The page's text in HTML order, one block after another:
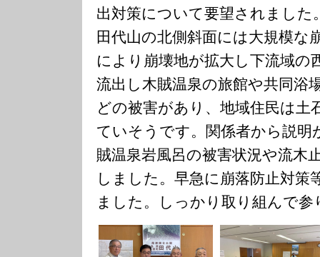
出対策について要望されました
田代山の北側斜面には大規模な
により崩壊地が拡大し下流域の
流出し木賊温泉の旅館や共同浴
どの被害があり、地域住民は土
ていそうです。 関係者から説明
賊温泉岩風呂の被害状況や流木
しまし た。早急に崩落防止対策
ました。
しっかり取り組んで参